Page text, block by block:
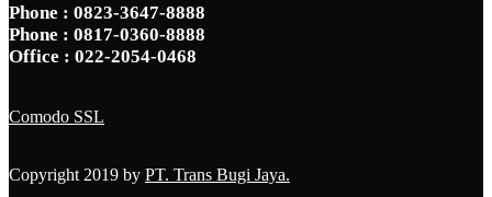
Phone : 0823-3647-8888
Phone : 0817-0360-8888
Office : 022-2054-0468
Comodo SSL
Copyright 2019 by PT. Trans Bugi Jaya.